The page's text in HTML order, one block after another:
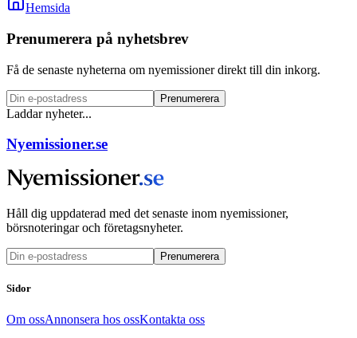
Hemsida
Prenumerera på nyhetsbrev
Få de senaste nyheterna om nyemissioner direkt till din inkorg.
Prenumerera
Laddar nyheter...
Nyemissioner.se
Håll dig uppdaterad med det senaste inom nyemissioner,
börsnoteringar och företagsnyheter.
Prenumerera
Sidor
Om ossAnnonsera hos ossKontakta oss